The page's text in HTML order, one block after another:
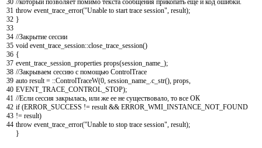
31
32
33
34
35
36
37
38
39
40
41
42
43
44
throw event_trace_error("Unable to start trace session" result);
}
//Закрытие сессии
void event_trace_session::close_trace_session()
{
event_trace_session_properties props(session_name_ );
//Закрываем сессию с помощью ControlTrace
auto result = ::ControlTraceW(0 session_name_ c_str() props
EVENT_TRACE_CONTROL_STOP);
//Если сессия закрылась, или же ее не существовало, то все ОК
if (ERROR_SUCCESS != result && ERROR_WMI_INSTANCE_NOT_FOUND
!= result)
throw event_trace_error("Unable to stop trace session" result);
}